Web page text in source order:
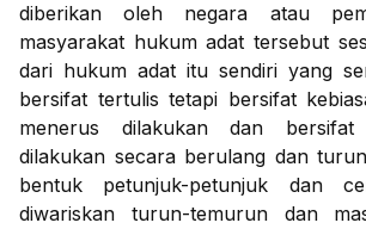
diberikan oleh negara atau
masyarakat hukum adat tersebut
dari hukum adat itu sendiri yang
bersifat tertulis tetapi bersifat
menerus dilakukan dan
dilakukan secara berulang dan
bentuk petunjuk-petunjuk dan
diwariskan turun-temurun dan